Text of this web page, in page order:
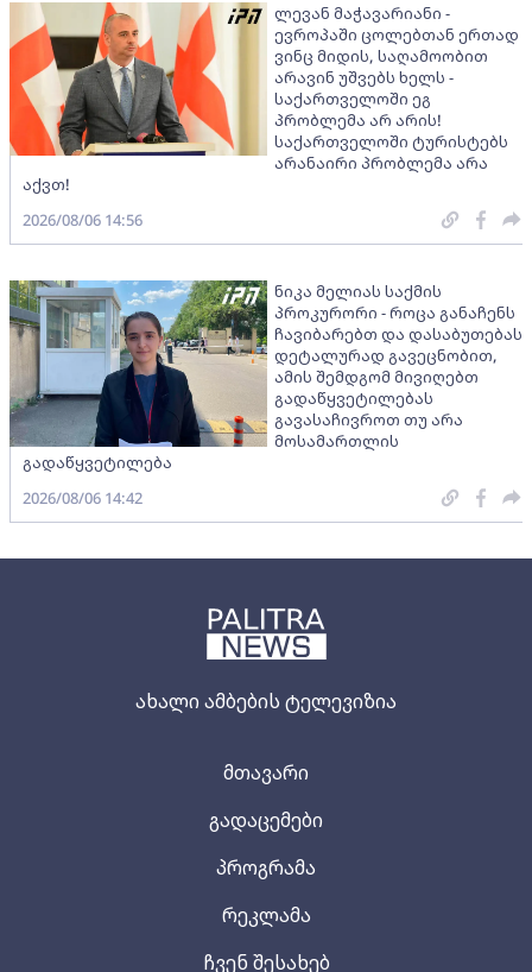
ახალი ამბების ტელევიზია
მთავარი
გადაცემები
პროგრამა
რეკლამა
ჩვენ შესახებ
ლევან მაჭავარიანი -
ევროპაში ცოლებთან ერთად
ვინც მიდის, საღამოობით
არავინ უშვებს ხელს -
საქართველოში ეგ
პრობლემა არ არის!
საქართველოში ტურისტებს
არანაირი პრობლემა არა
აქვთ!
2026/08/06 14:56
ნიკა მელიას საქმის
პროკურორი - როცა განაჩენს
ჩავიბარებთ და დასაბუთებას
დეტალურად გავეცნობით,
ამის შემდგომ მივიღებთ
გადაწყვეტილებას
გავასაჩივროთ თუ არა
მოსამართლის
გადაწყვეტილება
2026/08/06 14:42